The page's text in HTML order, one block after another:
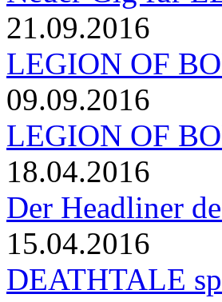
21.09.2016
LEGION OF
09.09.2016
LEGION OF
18.04.2016
Der Headliner
15.04.2016
DEATHTALE